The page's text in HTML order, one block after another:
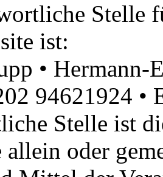
Stelle
ist:
• Hermann-
94621924 •
Stelle ist
allein oder